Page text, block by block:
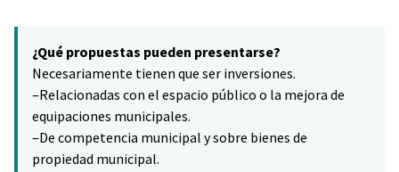
−
¿Qué propuestas pueden presentarse?
Necesariamente tienen que ser inversiones.
–Relacionadas con el espacio público o la mejora de
equipaciones municipales.
–De competencia municipal y sobre bienes de
propiedad municipal.